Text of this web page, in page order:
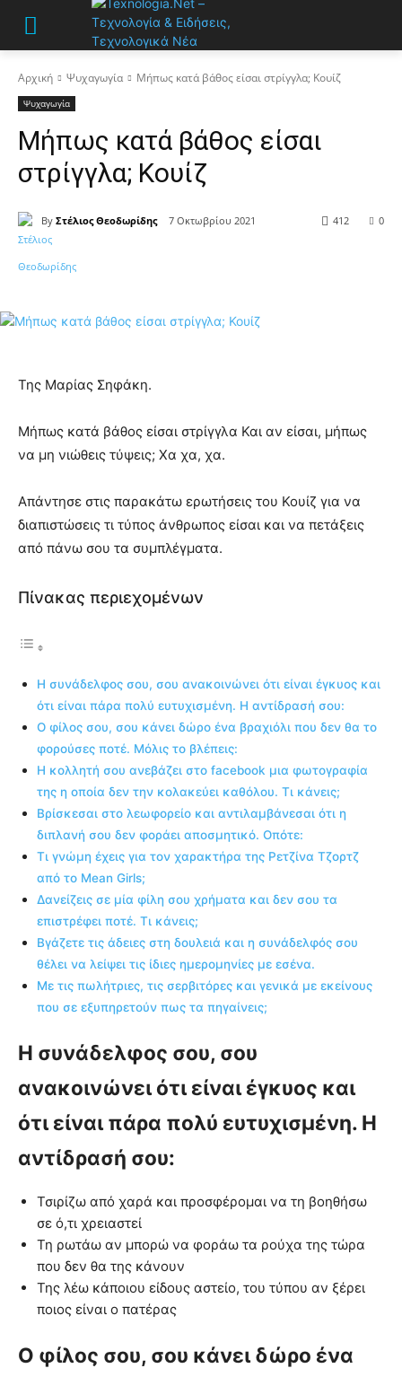
Αρχική Ψυχαγωγία Μήπως κατά βάθος είσαι στρίγγλα; Κουίζ
Ψυχαγωγία
Μήπως κατά βάθος είσαι
στρίγγλα; Κουίζ
By Στέλιος Θεοδωρίδης 7 Οκτωβρίου 2021 0
412
Της Μαρίας Σηφάκη.
Μήπως κατά βάθος είσαι στρίγγλα Και αν είσαι, μήπως
να μη νιώθεις τύψεις; Χα χα, χα.
Απάντησε στις παρακάτω ερωτήσεις του Κουίζ για να
διαπιστώσεις τι τύπος άνθρωπος είσαι και να πετάξεις
από πάνω σου τα συμπλέγματα.
Πίνακας περιεχομένων
Η συνάδελφος σου, σου ανακοινώνει ότι είναι έγκυος και
ότι είναι πάρα πολύ ευτυχισμένη. Η αντίδρασή σου:
Ο φίλος σου, σου κάνει δώρο ένα βραχιόλι που δεν θα το
φορούσες ποτέ. Μόλις το βλέπεις:
Η κολλητή σου ανεβάζει στο facebook μια φωτογραφία
της η οποία δεν την κολακεύει καθόλου. Τι κάνεις;
Βρίσκεσαι στο λεωφορείο και αντιλαμβάνεσαι ότι η
διπλανή σου δεν φοράει αποσμητικό. Οπότε:
Τι γνώμη έχεις για τον χαρακτήρα της Ρετζίνα Τζορτζ
από το Mean Girls;
Δανείζεις σε μία φίλη σου χρήματα και δεν σου τα
επιστρέφει ποτέ. Τι κάνεις;
Βγάζετε τις άδειες στη δουλειά και η συνάδελφός σου
θέλει να λείψει τις ίδιες ημερομηνίες με εσένα.
Με τις πωλήτριες, τις σερβιτόρες και γενικά με εκείνους
που σε εξυπηρετούν πως τα πηγαίνεις;
Η συνάδελφος σου, σου
ανακοινώνει ότι είναι έγκυος και
ότι είναι πάρα πολύ ευτυχισμένη. Η
αντίδρασή σου:
Τσιρίζω από χαρά και προσφέρομαι να τη βοηθήσω
σε ό,τι χρειαστεί
Τη ρωτάω αν μπορώ να φοράω τα ρούχα της τώρα
που δεν θα της κάνουν
Της λέω κάποιου είδους αστείο, του τύπου αν ξέρει
ποιος είναι ο πατέρας
Ο φίλος σου, σου κάνει δώρο ένα